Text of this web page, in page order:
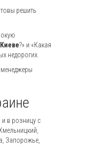
решить
?» и «Какая
недорогих.
менеджеры
в розницу с
Запорожье,